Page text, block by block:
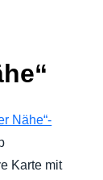
Nähe“-
Karte mit